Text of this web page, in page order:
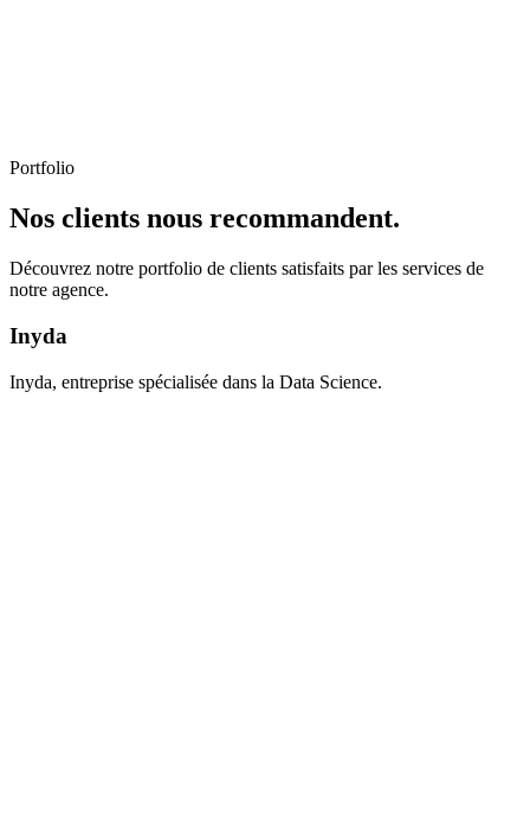
Portfolio
Nos clients nous recommandent.
Découvrez notre portfolio de clients satisfaits par les services de
notre agence.
Inyda
Inyda, entreprise spécialisée dans la Data Science.